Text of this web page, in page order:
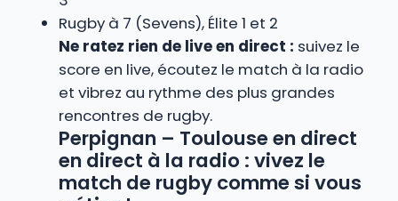
Rugby à 7 (Sevens), Élite 1 et 2
Ne ratez rien de live en direct : suivez le
score en live, écoutez le match à la radio
et vibrez au rythme des plus grandes
rencontres de rugby.
Perpignan – Toulouse en direct
en direct à la radio : vivez le
match de rugby comme si vous